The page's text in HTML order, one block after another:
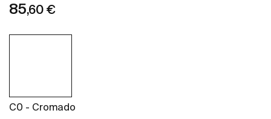
85,60 €
C0 - Cromado